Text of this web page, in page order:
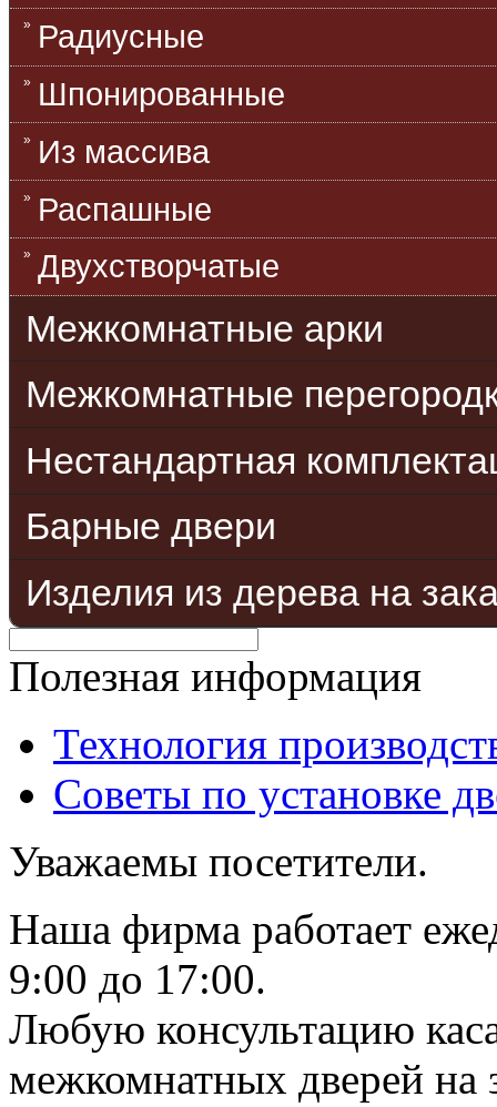
Радиусные
Шпонированные
Из массива
Распашные
Двухстворчатые
Межкомнатные арки
Межкомнатные
Нестандартная
Барные двери
Изделия из дерева на
Полезная информация
Технология
Советы по установке
Уважаемы посетители.
Наша фирма работает
9:00 до 17:00.
Любую консультацию
межкомнатных дверей на